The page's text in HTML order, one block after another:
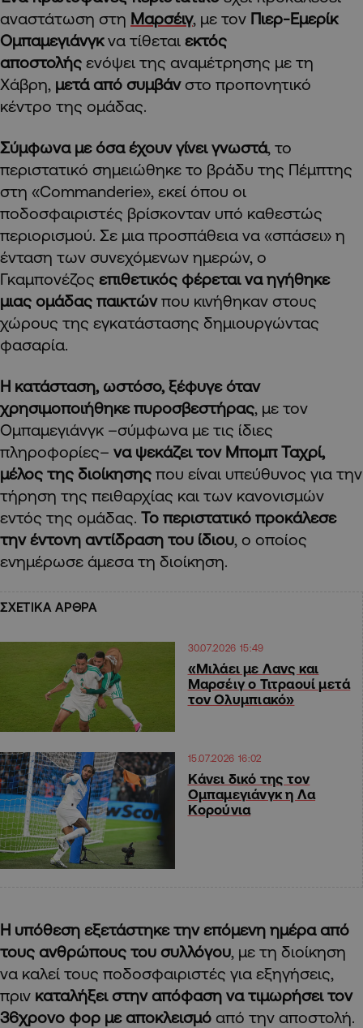
αναστάτωση στη Μαρσέιγ, με τον Πιερ-Εμερίκ
Ομπαμεγιάνγκνα τίθεται εκτός
αποστολής ενόψει της αναμέτρησης με τη
Χάβρη, μετά από συμβάνστο προπονητικό
κέντρο της ομάδας.
Σύμφωνα με όσα έχουν γίνει γνωστά, το
περιστατικό σημειώθηκε το βράδυ της Πέμπτης
στη «Commanderie», εκεί όπου οι
ποδοσφαιριστές βρίσκονταν υπό καθεστώς
περιορισμού. Σε μια προσπάθεια να «σπάσει» η
ένταση των συνεχόμενων ημερών, ο
Γκαμπονέζος επιθετικός φέρεται να ηγήθηκε
μιας ομάδας παικτώνπου κινήθηκαν στους
χώρους της εγκατάστασης δημιουργώντας
φασαρία.
Η κατάσταση, ωστόσο, ξέφυγε όταν
χρησιμοποιήθηκε πυροσβεστήρας, με τον
Ομπαμεγιάνγκ –σύμφωνα με τις ίδιες
πληροφορίες– να ψεκάζει τον Μπομπ Ταχρί,
μέλος της διοίκησης που είναι υπεύθυνος για την
τήρηση της πειθαρχίας και των κανονισμών
εντός της ομάδας. Το περιστατικό προκάλεσε
την έντονη αντίδραση του ίδιου, ο οποίος
ενημέρωσε άμεσα τη διοίκηση.
ΣΧΕΤΙΚΑ ΑΡΘΡΑ
30.07.2026 15:49
«Μιλάει με Λανς και
Μαρσέιγ ο Τιτραουί μετά
τον Ολυμπιακό»
15.07.2026 16:02
Κάνει δικό της τον
Ομπαμεγιάνγκ η Λα
Κορούνια
Η υπόθεση εξετάστηκε την επόμενη ημέρα από
τους ανθρώπους του συλλόγου , με τη διοίκηση
να καλεί τους ποδοσφαιριστές για εξηγήσεις,
πριν καταλήξει στην απόφαση να τιμωρήσει τον
36χρονο φορ με αποκλεισμό από την αποστολή.